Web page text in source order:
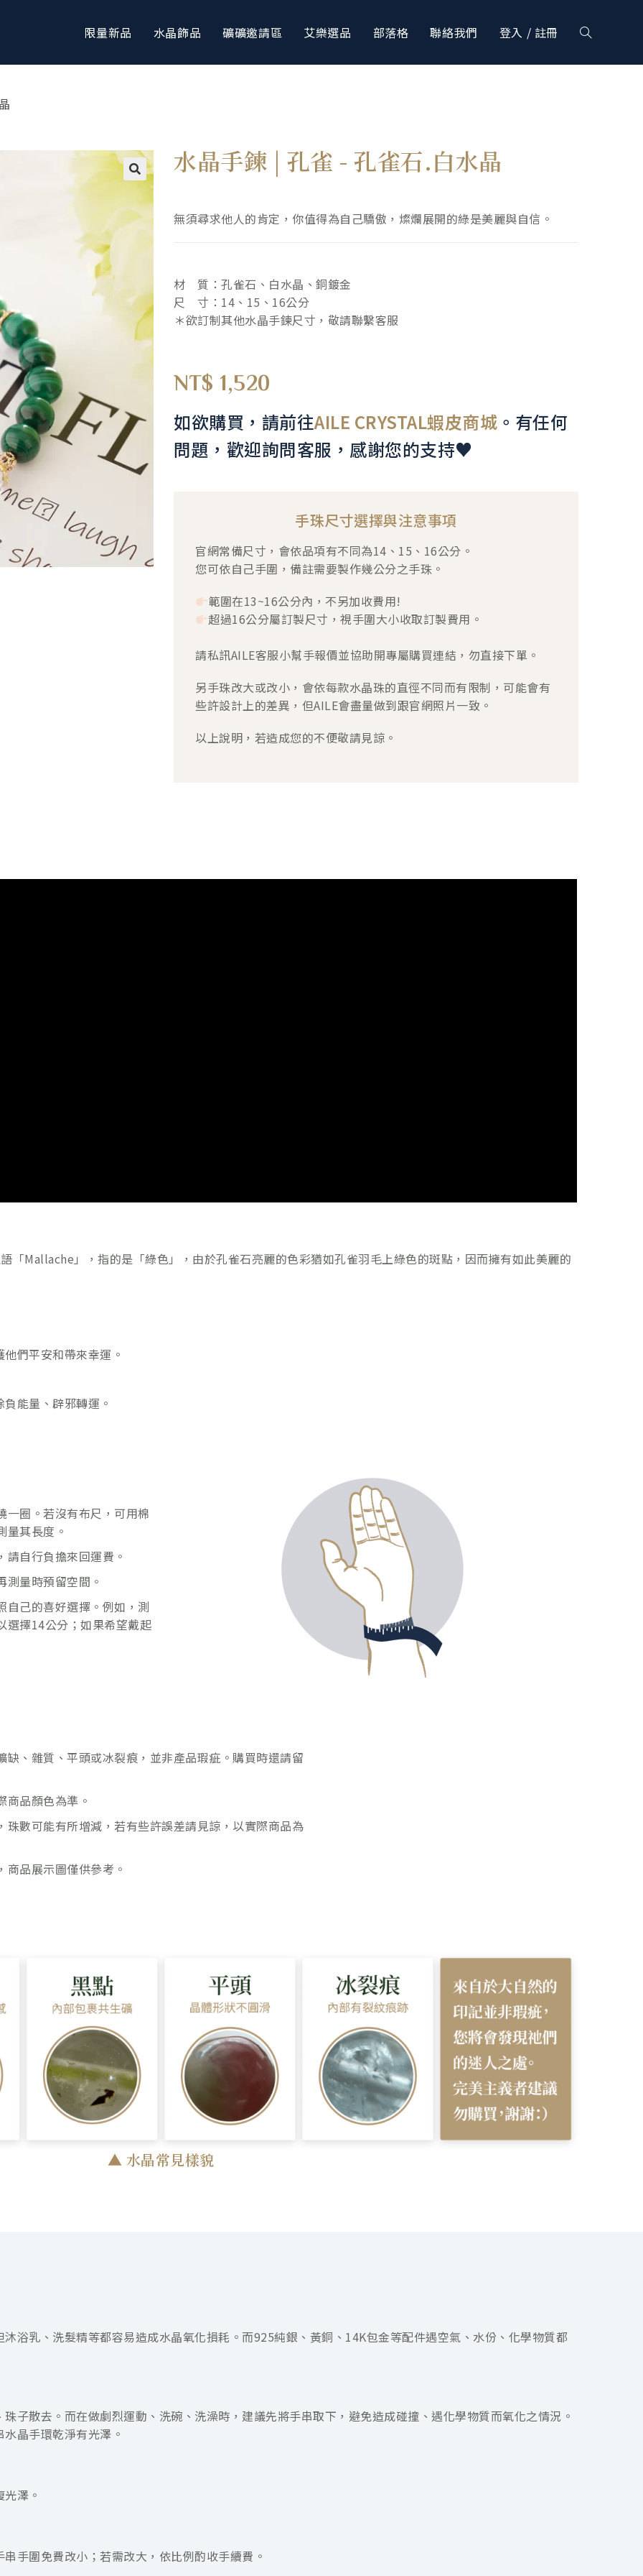
限量新品 水晶飾品 礦礦邀請區 艾樂選品 部落格 聯絡我們 登入 / 註冊
水晶手鍊 | 孔雀 - 孔雀石.白水晶
無須尋求他人的肯定，你值得為自己驕傲，燦爛展開的綠是美麗與自信。
材 質：孔雀石、白水晶、銅鍍金
尺 寸：14、15、16公分
＊欲訂制其他水晶手鍊尺寸，敬請聯繫客服
NT$ 1,520
如欲購買，請前往AILE CRYSTAL蝦皮商城 。有任何
問題，歡迎詢問客服，感謝您的支持♥️
手珠尺寸選擇與注意事項
官網常備尺寸，會依品項有不同為14、15、16公分。
您可依自己手圍，備註需要製作幾公分之手珠。
範圍在13~16公分內，不另加收費用!
超過16公分屬訂製尺寸，視手圍大小收取訂製費用。
請私訊AILE客服小幫手報價並協助開專屬購買連結，勿直接下單。
另手珠改大或改小，會依每款水晶珠的直徑不同而有限制，可能會有
些許設計上的差異，但AILE會盡量做到跟官網照片一致。
以上說明，若造成您的不便敬請見諒。
「Mallache」，指的是「綠色」，由於孔雀石亮麗的色彩猶如孔雀羽毛上綠色的斑點，因而擁有如此美麗的
們平安和帶來幸運。
能量、辟邪轉運。
一圈。若沒有布尺，可用棉
量其長度。
自行負擔來回運費。
量時預留空間。
自己的喜好選擇。例如，測
選擇14公分；如果希望戴起
、雜質、平頭或冰裂痕，並非產品瑕疵。購買時還請留
商品顏色為準。
數可能有所增減，若有些許誤差請見諒，以實際商品為
品展示圖僅供參考。
▲ 水晶常見樣貌
浴乳、洗髮精等都容易造成水晶氧化損耗。而925純銀、黃銅、14K包金等配件遇空氣、水份、化學物質都
子散去。而在做劇烈運動、洗碗、洗澡時，建議先將手串取下，避免造成碰撞、遇化學物質而氧化之情況。
晶手環乾淨有光澤。
澤。
手圍免費改小；若需改大，依比例酌收手續費。